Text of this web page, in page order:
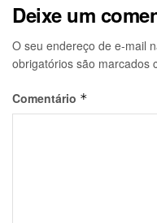
Deixe um
O seu endereço de e-mail
obrigatórios são marcados
Comentário *